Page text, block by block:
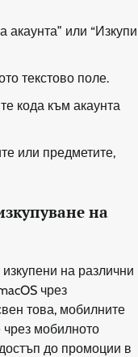
акаунта” или “Изкупи
текстово поле.
кода към акаунта
или предметите,
на
на различни
чрез
това, мобилните
чрез мобилното
до промоции в